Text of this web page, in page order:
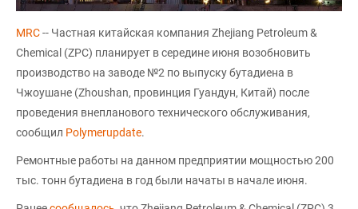
MRC-- Частная китайская компания Zhejiang Petroleum &
Chemical (ZPC) планирует в середине июня возобновить
производство на заводе №2 по выпуску бутадиена в
Чжоушане (Zhoushan, провинция Гуандун, Китай) после
проведения внепланового технического обслуживания,
сообщил Polymerupdate.
Ремонтные работы на данном предприятии мощностью 200
тыс. тонн бутадиена в год были начаты в начале июня.